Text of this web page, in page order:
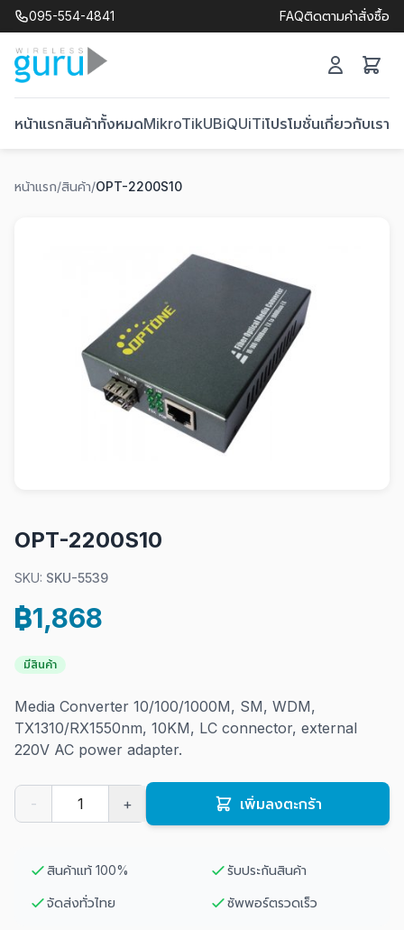
095-554-4841 FAQติดตามคำสั่งซื้อ
หน้าแรกสินค้าทั้งหมดMikroTikUBiQUiTiโปรโมชั่นเกี่ยวกับเรา
หน้าแรก/สินค้า/OPT-2200S10
OPT-2200S10
SKU: SKU-5539
฿1,868
มีสินค้า
Media Converter 10/100/1000M, SM, WDM,
TX1310/RX1550nm, 10KM, LC connector, external
220V AC power adapter.
- + เพิ่มลงตะกร้า
สินค้าแท้ 100% รับประกันสินค้า
จัดส่งทั่วไทย ซัพพอร์ตรวดเร็ว